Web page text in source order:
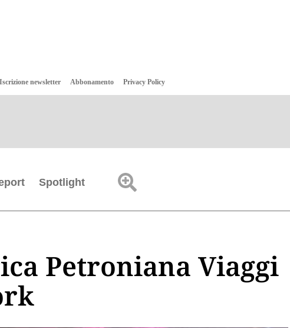
Iscrizione newsletter Abbonamento Privacy Policy
Spotlight
Petroniana Viaggi